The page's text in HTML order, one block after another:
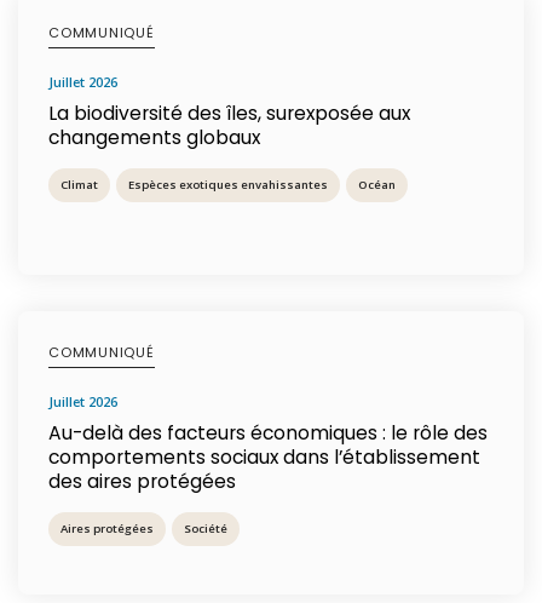
COMMUNIQUÉ
juillet 2026
La biodiversité des îles, surexposée aux
changements globaux
Climat Espèces exotiques envahissantes Océan
COMMUNIQUÉ
juillet 2026
Au-delà des facteurs économiques : le rôle des
comportements sociaux dans l’établissement
des aires protégées
Aires protégées Société